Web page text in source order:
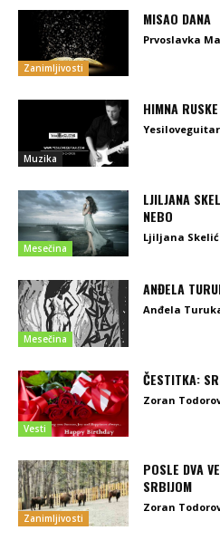
Zanimljivosti
MISAO DANA
Prvoslavka
Muzika
HIMNA
Yesiloveguitar
Mesečina
LJILJANA
NEBO
Ljiljana Skelić
Mesečina
ANĐELA
Anđela
Vesti
ČESTITKA:
Zoran
Zanimljivosti
POSLE DVA
SRBIJOM
Zoran